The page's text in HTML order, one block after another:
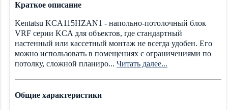
Краткое описание
Kentatsu KCA115HZAN1 - напольно-потолочный блок
VRF серии KCA для объектов, где стандартный
настенный или кассетный монтаж не всегда удобен. Его
можно использовать в помещениях с ограничениями по
потолку, сложной планиро... Читать далее...
Общие характеристики